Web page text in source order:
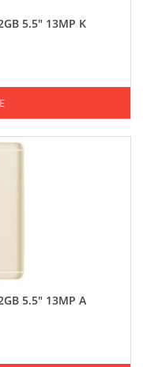
5.5" 13MP K
5.5" 13MP A